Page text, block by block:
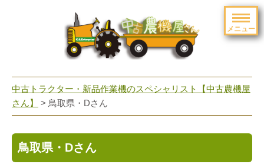
メニュー
navigation
中古トラクター・新品作業機のスペシャリスト【中古農機屋
さん】
> 鳥取県・Dさん
鳥取県・Dさん